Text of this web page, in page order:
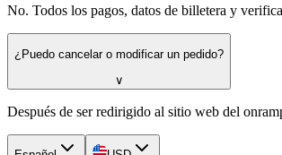
No. Todos los pagos, datos de billetera y
¿Puedo cancelar o modificar un pedido?
∨
Después de ser redirigido al sitio web del